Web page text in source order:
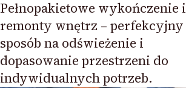
Pełnopakietowe wykończenie i
remonty wnętrz – perfekcyjny
sposób na odświeżenie i
dopasowanie przestrzeni do
indywidualnych potrzeb.